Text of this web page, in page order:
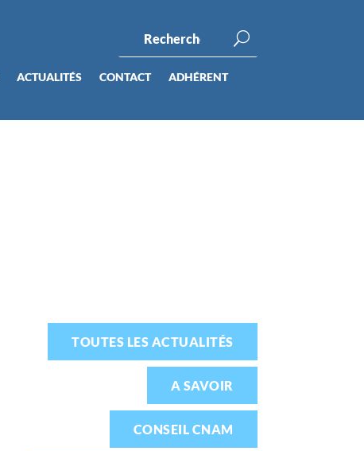
ACTUALITÉS CONTACT ADHÉRENT
TOUTES LES ACTUALITÉS
A SAVOIR
CONSEIL CNAM